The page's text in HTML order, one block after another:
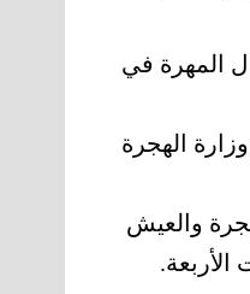
المهرة في
الهجرة
والعيش